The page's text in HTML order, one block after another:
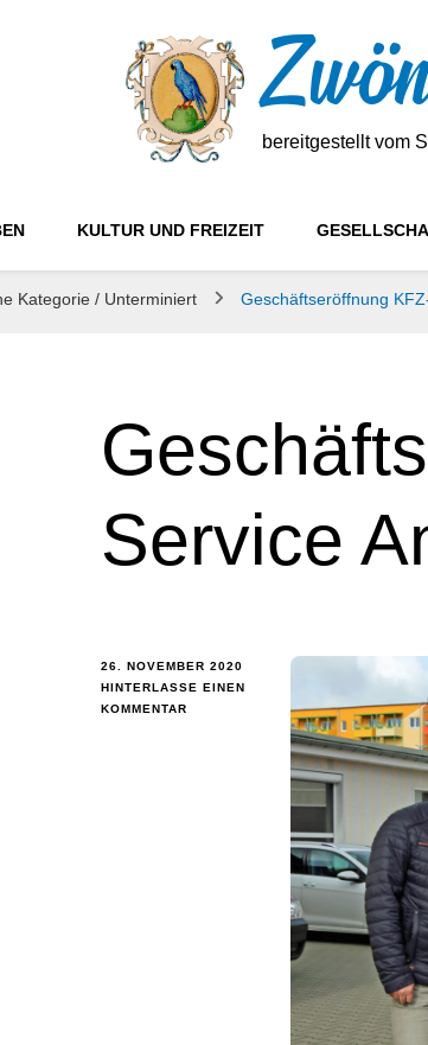
bereitgestellt vom
KULTUR UND FREIZEIT
Kategorie / Unterminiert Geschäftseröffnung
Service
26. NOVEMBER 2020
HINTERLASSE EINEN
KOMMENTAR